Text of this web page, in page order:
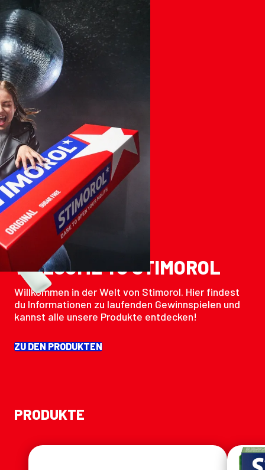
WELCOME TO STIMOROL
Willkommen in der Welt von Stimorol. Hier findest
du Informationen zu laufenden Gewinnspielen und
kannst alle unsere Produkte entdecken!
ZU DEN PRODUKTEN
PRODUKTE